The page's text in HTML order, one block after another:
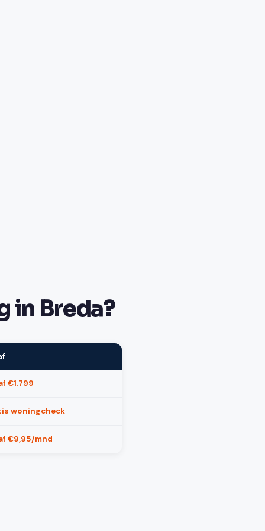
in Breda?
€1.799
woningcheck
€9,95/mnd